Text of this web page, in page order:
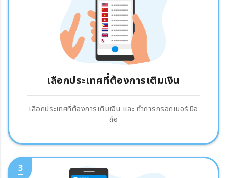
เลือกประเทศที่ต้องการเติมเงิน
เลือกประเทศที่ต้องการเติมเงิน และ ทำการกรอกเบอร์มือ
ถือ
3